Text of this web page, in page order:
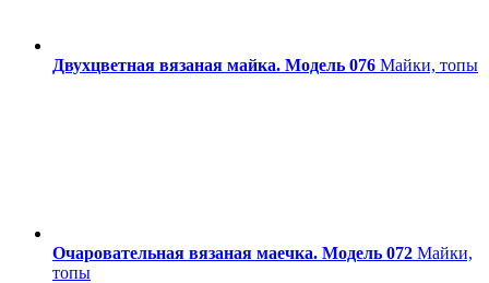
Двухцветная вязаная майка. Модель 076 Майки, топы
Очаровательная вязаная маечка. Модель 072 Майки,
топы